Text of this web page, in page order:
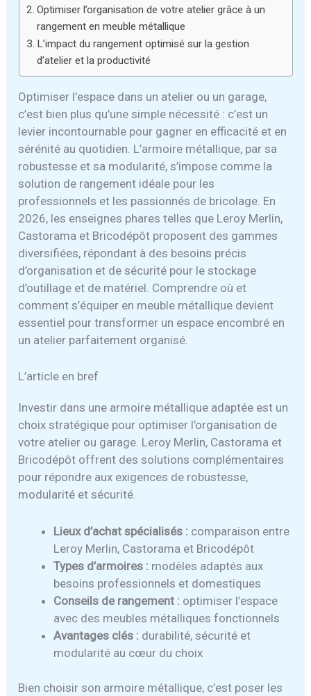
Optimiser l’organisation de votre atelier grâce à un
rangement en meuble métallique
L’impact du rangement optimisé sur la gestion
d’atelier et la productivité
Optimiser l’espace dans un atelier ou un garage,
c’est bien plus qu’une simple nécessité : c’est un
levier incontournable pour gagner en efficacité et en
sérénité au quotidien. L’armoire métallique, par sa
robustesse et sa modularité, s’impose comme la
solution de rangement idéale pour les
professionnels et les passionnés de bricolage. En
2026, les enseignes phares telles que Leroy Merlin,
Castorama et Bricodépôt proposent des gammes
diversifiées, répondant à des besoins précis
d’organisation et de sécurité pour le stockage
d’outillage et de matériel. Comprendre où et
comment s’équiper en meuble métallique devient
essentiel pour transformer un espace encombré en
un atelier parfaitement organisé.
L’article en bref
Investir dans une armoire métallique adaptée est un
choix stratégique pour optimiser l’organisation de
votre atelier ou garage. Leroy Merlin, Castorama et
Bricodépôt offrent des solutions complémentaires
pour répondre aux exigences de robustesse,
modularité et sécurité.
Lieux d’achat spécialisés : comparaison entre
Leroy Merlin, Castorama et Bricodépôt
Types d’armoires : modèles adaptés aux
besoins professionnels et domestiques
Conseils de rangement : optimiser l’espace
avec des meubles métalliques fonctionnels
Avantages clés : durabilité, sécurité et
modularité au cœur du choix
Bien choisir son armoire métallique, c’est poser les